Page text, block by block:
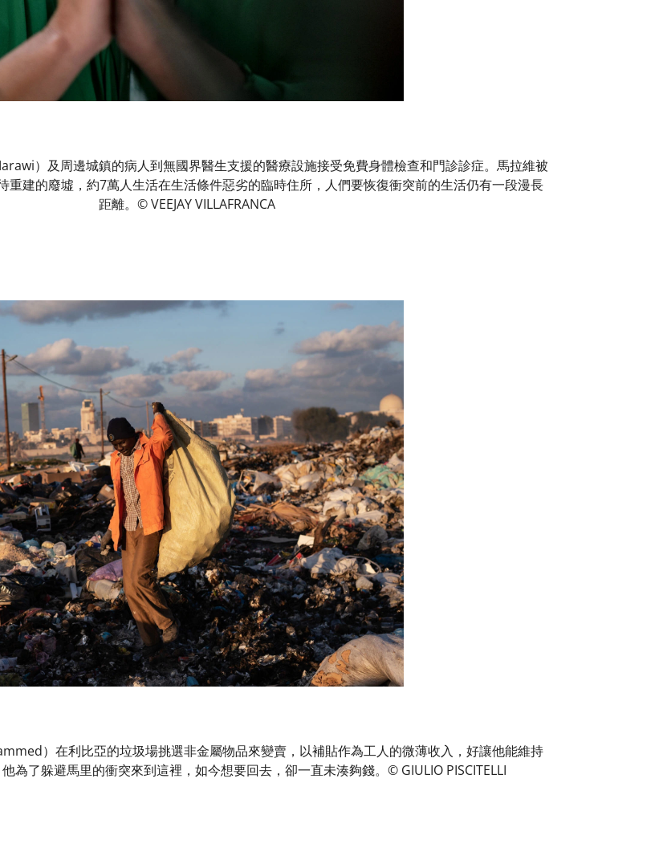
）及周邊城鎮的病人到無國界醫生支援的醫療設施接受免費身體檢查和門診診症。馬拉維被
重建的廢墟，約7萬人生活在生活條件惡劣的臨時住所，人們要恢復衝突前的生活仍有一段漫長
距離。© VEEJAY VILLAFRANCA
）在利比亞的垃圾場挑選非金屬物品來變賣，以補貼作為工人的微薄收入，好讓他能維持
為了躲避馬里的衝突來到這裡，如今想要回去，卻一直未湊夠錢。© GIULIO PISCITELLI